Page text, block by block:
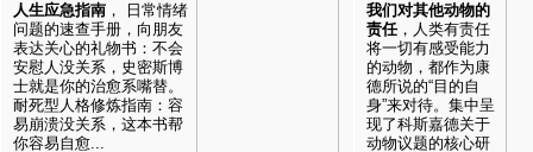
人生应急指南 ， 日常情绪
问题的速查手册，向朋友
表达关心的礼物书：不会
安慰人没关系，史密斯博
士就是你的治愈系嘴替。
耐死型人格修炼指南：容
易崩溃没关系，这本书帮
你容易自愈...
我们对其他动物的
责任，人类有责任
将一切有感受能力
的动物，都作为康
德所说的“目的自
身”来对待。集中呈
现了科斯嘉德关于
动物议题的核心研